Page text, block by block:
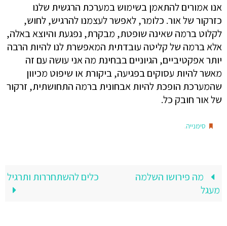
אנו אמורים להתאמן בשימוש במערכת הרגשית שלנו
כזרקור של אור. כלומר, לאפשר לעצמנו להרגיש, לחוש,
לקלוט ברמה שאינה שופטת, מבקרת, נפגעת והיוצא באלה,
אלא ברמה של קליטה עובדתית המאפשרת לנו להיות הרבה
יותר אפקטיביים, הגיוניים בבחינת מה אני עושה עם זה
מאשר להיות עסוקים בפגיעה, ביקורת או שיפוט מכיוון
שהמערכת הופכת להיות אבחונית ברמה התחושתית, זרקור
של אור חובק כל.
סימנייה.
מה פירושו השלמה
מעגל
כלים להשתחררות ותרגיל